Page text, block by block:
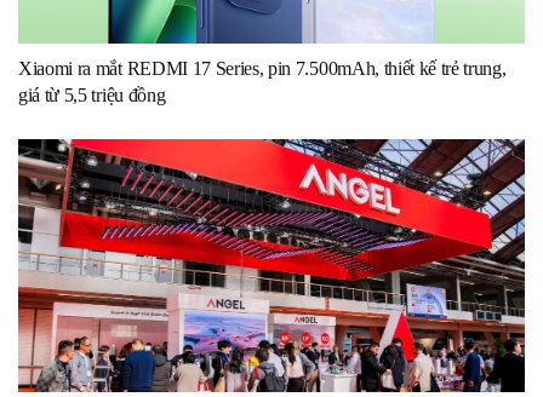
Xiaomi ra mắt REDMI 17 Series, pin 7.500mAh, thiết kế trẻ trung,
giá từ 5,5 triệu đồng